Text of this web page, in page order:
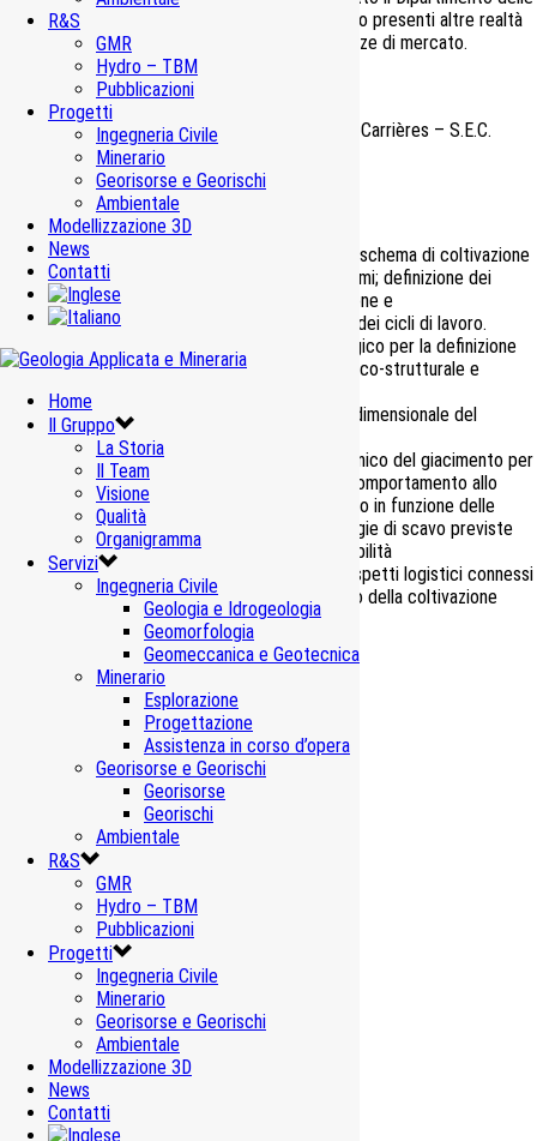
R&S
GMR
Hydro – TBM
Pubblicazioni
Progetti
Ingegneria Civile
Minerario
Georisorse e Georischi
Ambientale
Modellizzazione 3D
News
Contatti
Home
Il Gruppo
La Storia
Il Team
Visione
Qualità
Organigramma
Servizi
Ingegneria Civile
Geologia e Idrogeologia
Geomorfologia
Geomeccanica e Geotecnica
Minerario
Esplorazione
Progettazione
Assistenza in corso d’opera
Georisorse e Georischi
Georisorse
Georischi
Ambientale
R&S
GMR
Hydro – TBM
Pubblicazioni
Progetti
Ingegneria Civile
Minerario
Georisorse e Georischi
Ambientale
Modellizzazione 3D
News
Contatti
Alpi Marittime, in quanto nell’intera area non sono presenti altre realtà
minerarie in grado di soddisfare le attuali esigenze di mercato.
Progetto di fattibilità
Société d’Exploitation de Carrières – S.E.C.
2018-2019
Importo Opere
–
Prestazioni
Progettazione con schema di coltivazione
a camere e diaframmi; definizione dei
metodi di coltivazione e
dell’organizzazione dei cicli di lavoro.
Rilevamento geologico per la definizione
del modello geologico-strutturale e
Modellizzazione tridimensionale del
Modello geomeccanico del giacimento per
la valutazione del comportamento allo
scavo in sotterraneo in funzione delle
sezioni e metodologie di scavo previste
nello studio di fattibilità
Valutazione degli aspetti logistici connessi
con lo spostamento della coltivazione
Prodotti correlati
Cava Valmadonna – Mineraria Sacilese
Cave in Sotterraneo Minerario
Cava Costiolo-Forcella – Unicalce
Cave in Sotterraneo Minerario